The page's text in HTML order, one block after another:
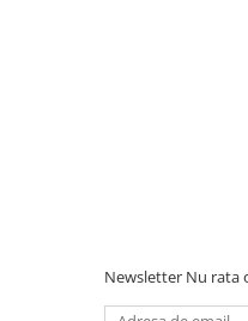
Newsletter Nu rata